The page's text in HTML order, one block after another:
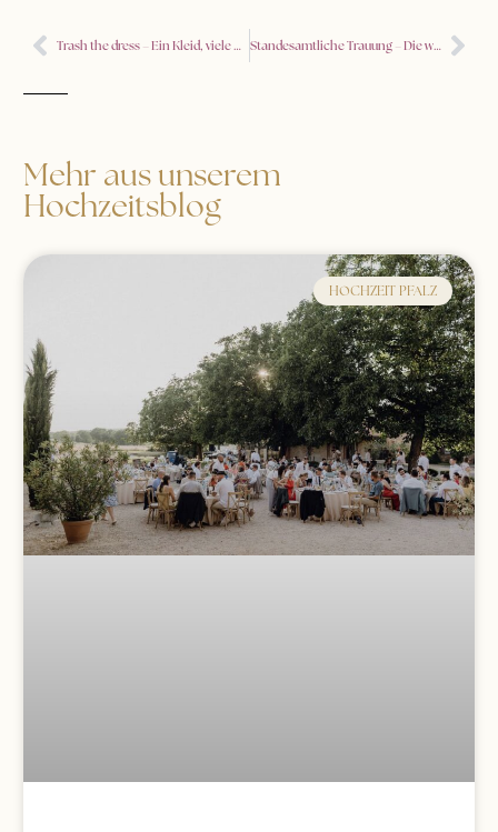
Trash the dress – Ein Kleid, viele Möglichkeiten Standesamtliche Trauung – Die wichtigsten Tipps
Mehr aus unserem
Hochzeitsblog
HOCHZEIT PFALZ